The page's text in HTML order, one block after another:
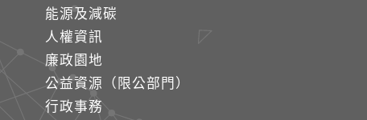
能源及減碳
人權資訊
廉政園地
公益資源（限公部門）
行政事務